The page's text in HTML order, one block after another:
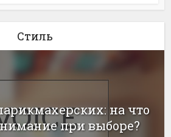
Стиль
на что
при выборе?